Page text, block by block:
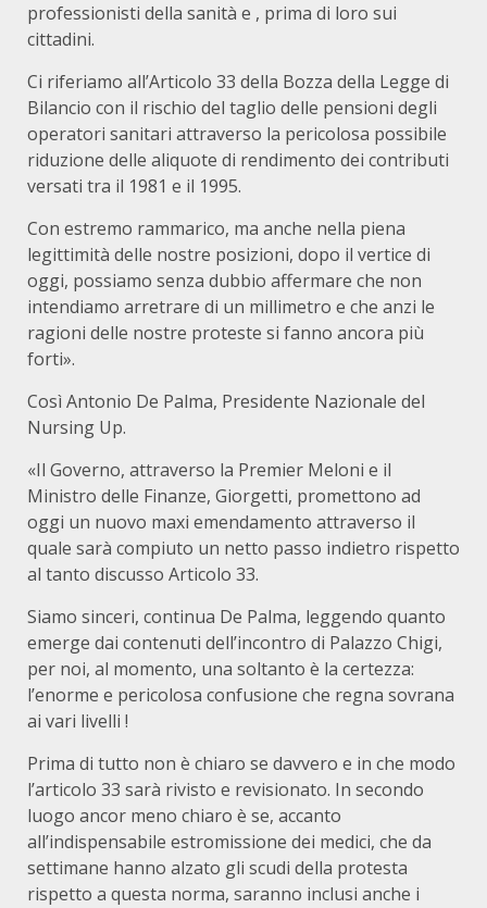
professionisti della sanità e , prima di loro sui
cittadini.
Ci riferiamo all’Articolo 33 della Bozza della Legge di
Bilancio con il rischio del taglio delle pensioni degli
operatori sanitari attraverso la pericolosa possibile
riduzione delle aliquote di rendimento dei contributi
versati tra il 1981 e il 1995.
Con estremo rammarico, ma anche nella piena
legittimità delle nostre posizioni, dopo il vertice di
oggi, possiamo senza dubbio affermare che non
intendiamo arretrare di un millimetro e che anzi le
ragioni delle nostre proteste si fanno ancora più
forti».
Così Antonio De Palma, Presidente Nazionale del
Nursing Up.
«Il Governo, attraverso la Premier Meloni e il
Ministro delle Finanze, Giorgetti, promettono ad
oggi un nuovo maxi emendamento attraverso il
quale sarà compiuto un netto passo indietro rispetto
al tanto discusso Articolo 33.
Siamo sinceri, continua De Palma, leggendo quanto
emerge dai contenuti dell’incontro di Palazzo Chigi,
per noi, al momento, una soltanto è la certezza:
l’enorme e pericolosa confusione che regna sovrana
ai vari livelli !
Prima di tutto non è chiaro se davvero e in che modo
l’articolo 33 sarà rivisto e revisionato. In secondo
luogo ancor meno chiaro è se, accanto
all’indispensabile estromissione dei medici, che da
settimane hanno alzato gli scudi della protesta
rispetto a questa norma, saranno inclusi anche i